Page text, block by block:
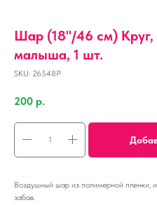
Шар (18''/46 см)
малыша, 1 шт.
SKU: 26548P
200 р.
Воздушный шар из полимерной пленки,
забав.